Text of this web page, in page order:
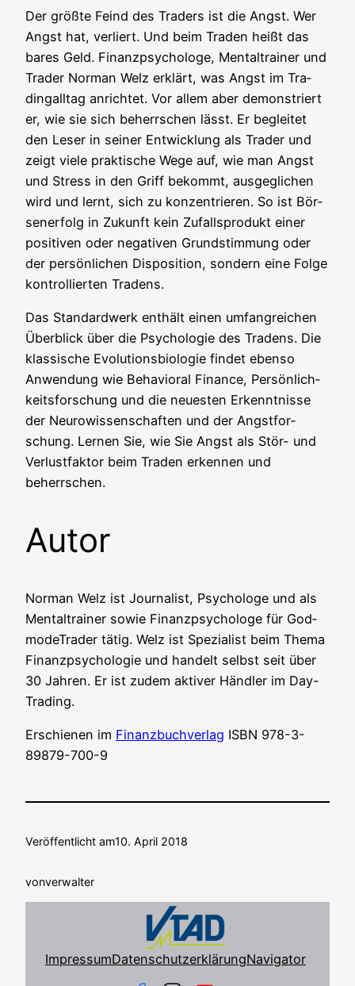
Der größ­te Feind des Trad­ers ist die Angst. Wer
Angst hat, ver­liert. Und beim Traden heißt das
bares Geld. Finanz­psy­cho­lo­ge, Men­tal­trai­ner und
Trader Nor­man Welz erklärt, was Angst im Tra­
ding­all­tag anrich­tet. Vor allem aber demons­triert
er, wie sie sich beherr­schen lässt. Er beglei­tet
den Leser in sei­ner Ent­wick­lung als Trader und
zeigt vie­le prak­ti­sche Wege auf, wie man Angst
und Stress in den Griff bekommt, aus­ge­gli­chen
wird und lernt, sich zu kon­zen­trie­ren. So ist Bör­
sen­er­folg in Zukunft kein Zufalls­pro­dukt einer
posi­ti­ven oder nega­ti­ven Grund­stim­mung oder
der per­sön­li­chen Dis­po­si­ti­on, son­dern eine Fol­ge
kon­trol­lier­ten Tradens.
Das Stan­dard­werk ent­hält einen umfang­rei­chen
Über­blick über die Psy­cho­lo­gie des Tradens. Die
klas­si­sche Evo­lu­ti­ons­bio­lo­gie fin­det eben­so
Anwen­dung wie Beha­vi­oral Finan­ce, Per­sön­lich­
keits­for­schung und die neu­es­ten Erkennt­nis­se
der Neu­ro­wis­sen­schaf­ten und der Angst­for­
schung. Ler­nen Sie, wie Sie Angst als Stör- und
Ver­lust­fak­tor beim Traden erken­nen und
beherrschen.
Autor
Nor­man Welz ist Jour­na­list, Psy­cho­lo­ge und als
Men­tal­trai­ner sowie Finanz­psy­cho­lo­ge für God­
mo­de­Trader tätig. Welz ist Spe­zia­list beim The­ma
Finanz­psy­cho­lo­gie und han­delt selbst seit über
30 Jah­ren. Er ist zudem akti­ver Händ­ler im Day-
Trading.
Erschie­nen im Finanz­buch­ver­lag ISBN 978-3-
89879-700-9
Veröffentlicht am10. April 2018
vonverwalter
ImpressumDatenschutzerklärungNavigator